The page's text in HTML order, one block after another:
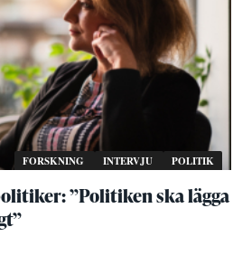
FORSKNING INTERVJU POLITIK
”Politiken ska lägga